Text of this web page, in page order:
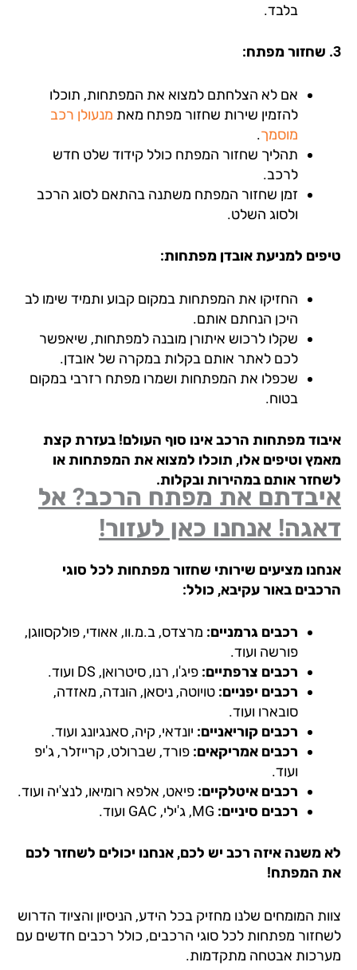
בלבד.
אם לא הצלחתם למצוא את המפתחות, תוכלו
להזמין שירות שחזור מפתח מאתמנעולן רכב
מוסמך.
תהליך שחזור המפתח כולל קידוד שלט חדש
לרכב.
זמן שחזור המפתח משתנה בהתאם לסוג הרכב
ולסוג השלט.
למניעת אובדן מפתחות:
החזיקו את המפתחות במקום קבוע ותמיד שימו לב
היכן הנחתם אותם.
שקלו לרכוש איתורן מובנה למפתחות, שיאפשר
לכם לאתר אותם בקלות במקרה של אובדן.
שכפלו את המפתחות ושמרו מפתח רזרבי במקום
בטוח.
מפתחות הרכב אינו סוף העולם! בעזרת קצת
וטיפים אלו, תוכלו למצוא את המפתחות או
אותם במהירות ובקלות.
את מפתח הרכב? אל
אנחנו כאן לעזור!
מציעים שירותי שחזור מפתחות לכל סוגי
באור עקיבא, כולל:
רכבים גרמניים:מרצדס, ב.מ.וו, אאודי, פולקסווגן,
פורשה ועוד.
רכבים צרפתיים:פיג'ו, רנו, סיטרואן, DS ועוד.
רכבים יפניים:טויוטה, ניסאן, הונדה, מאזדה,
סובארו ועוד.
רכבים קוריאניים:יונדאי, קיה, סאנגיונג ועוד.
רכבים אמריקאים:פורד, שברולט, קרייזלר, ג'יפ
רכבים איטלקיים:פיאט, אלפא רומיאו, לנצ'יה ועוד.
רכבים סיניים:MG, ג'ילי, GAC ועוד.
משנה איזה רכב יש לכם, אנחנו יכולים לשחזר לכם
המפתח!
המומחים שלנו מחזיק בכל הידע, הניסיון והציוד הדרוש
מפתחות לכל סוגי הרכבים, כולל רכבים חדשים עם
אבטחה מתקדמות.